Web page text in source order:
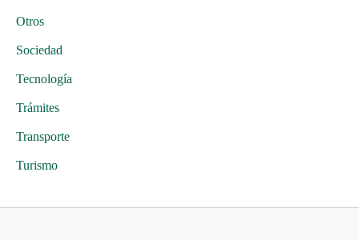
Otros
Sociedad
Tecnología
Trámites
Transporte
Turismo